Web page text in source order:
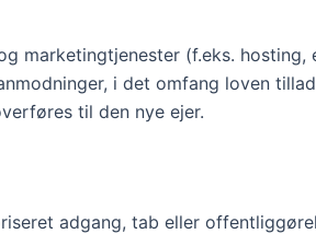
marketingtjenester (f.eks. hosting,
i det omfang loven
til den nye ejer.
adgang, tab eller